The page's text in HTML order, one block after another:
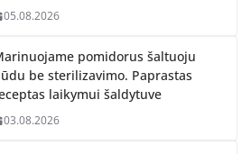
05.08.2026
pomidorus šaltuoju
be sterilizavimo. Paprastas
laikymui šaldytuve
03.08.2026